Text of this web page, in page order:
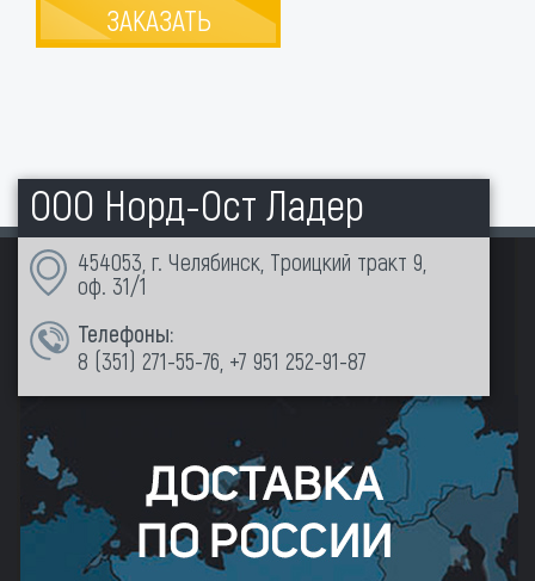
ЗАКАЗАТЬ
ООО Норд-Ост Ладер
454053, г. Челябинск, Троицкий тракт 9,
оф. 31/1
Телефоны:
8 (351) 271-55-76 +7 951 252-91-87